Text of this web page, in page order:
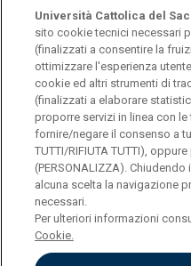
conferenze,
Università Cattolica del
Largo A. Gemelli, 1 -
Privacy
Cookies
Impostazione dei Cookies
Università Cattolica del
sito cookie tecnici necessari
(finalizzati a consentire la
ottimizzare l'esperienza
cookie ed altri strumenti di
(finalizzati a elaborare
proporre servizi in linea con le
fornire/negare il consenso a
TUTTI/RIFIUTA TUTTI),
(PERSONALIZZA).
alcuna scelta la navigazione
necessari.
Per ulteriori informazioni
Cookie.